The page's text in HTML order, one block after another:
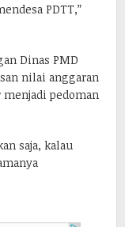
PDTT,”
Dinas PMD
nilai anggaran
pedoman
saja, kalau